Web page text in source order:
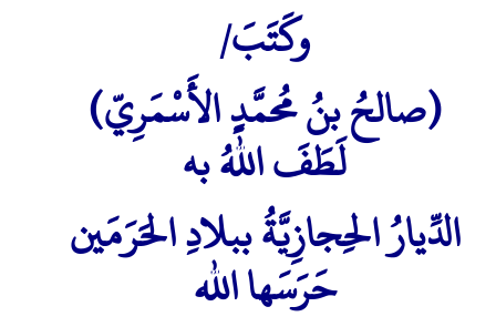
وكَتَبَ/
(صالحُ بنُ مُحمَّدٍ الأَسْمَرِيّ)
لَطَفَ اللهُ به
الدِّيارُ الحِجازِيَّةُ ببلادِ الحَرَمَين
حَرَسَها الله